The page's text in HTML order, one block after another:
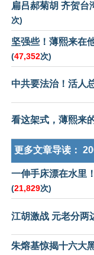
扁吕郝菊胡 齐贺台
次)
坚强些！薄熙来在
(47,352次)
中共要法治！活人
看这架式，薄熙来
更多文章导读：
一伸手床漂在水里
(21,829次)
江胡激战 元老分两
朱熔基惊揭十六大